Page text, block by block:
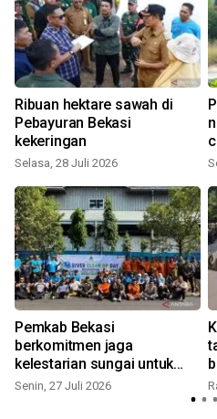
Ribuan hektare sawah di
Pebayuran Bekasi
kekeringan
Selasa, 28 Juli 2026
Pemkab Bekasi
berkomitmen jaga
kelestarian sungai untuk
tingkatkan kualitas
Senin, 27 Juli 2026